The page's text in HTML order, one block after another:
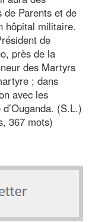
de Parents et de
hôpital militaire.
de
près de la
des Martyrs
; dans
avec les
(S.L.)
367 mots)